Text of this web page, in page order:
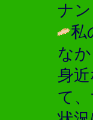
ナン
私
な
身
て